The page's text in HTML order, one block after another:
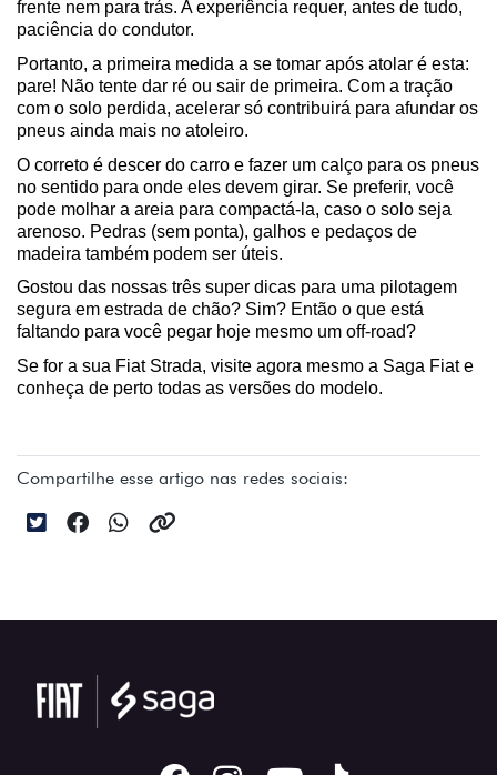
frente nem para trás. A experiência requer, antes de tudo,
paciência do condutor.
Portanto, a primeira medida a se tomar após atolar é esta:
pare! Não tente dar ré ou sair de primeira. Com a tração
com o solo perdida, acelerar só contribuirá para afundar os
pneus ainda mais no atoleiro.
O correto é descer do carro e fazer um calço para os pneus
no sentido para onde eles devem girar. Se preferir, você
pode molhar a areia para compactá-la, caso o solo seja
arenoso. Pedras (sem ponta), galhos e pedaços de
madeira também podem ser úteis.
Gostou das nossas três super dicas para uma pilotagem
segura em estrada de chão? Sim? Então o que está
faltando para você pegar hoje mesmo um off-road?
Se for a sua Fiat Strada, visite agora mesmo a Saga Fiat e
conheça de perto todas as versões do modelo.
Compartilhe esse artigo nas redes sociais: